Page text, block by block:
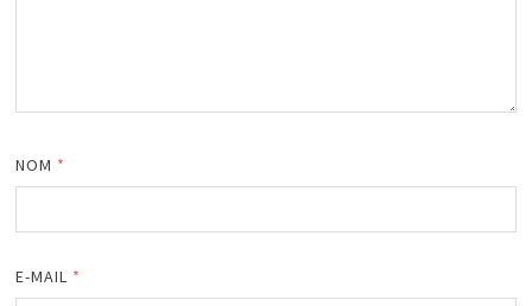
NOM *
E-MAIL *